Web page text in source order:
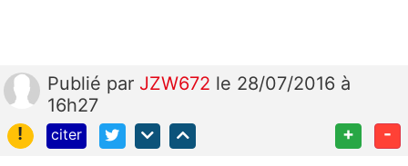
Publié par JZW672 le 28/07/2016 à
16h27
!
citer + -